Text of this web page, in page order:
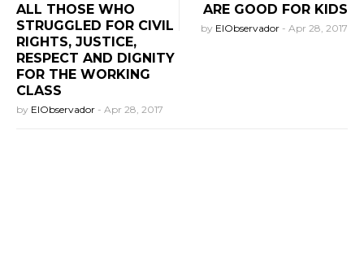
ALL THOSE WHO
STRUGGLED FOR CIVIL
RIGHTS, JUSTICE,
RESPECT AND DIGNITY
FOR THE WORKING
CLASS
by ElObservador - Apr 28, 2017
ARE GOOD FOR KIDS
by ElObservador - Apr 28, 2017